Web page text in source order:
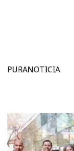
PURANOTICIA